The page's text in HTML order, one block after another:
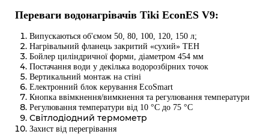
Переваги водонагрівачів Tiki EconES V9:
Випускаються об'ємом 50, 80, 100, 120, 150 л;
Нагрівальний фланець закритий «сухий» ТЕН
Бойлер циліндричної форми, діаметром 454 мм
Постачання води у декілька водорозбірних точок
Вертикальний монтаж на стіні
Електронний блок керування EcoSmart
Кнопка ввімкнення/вимкнення та регулювання температури
Регулювання температури від 10 °C до 75 °C
Світлодіодний термометр
Захист від перегрівання